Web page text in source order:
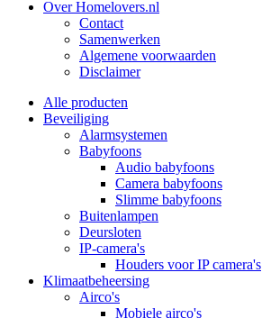
Over Homelovers.nl
Contact
Samenwerken
Algemene voorwaarden
Disclaimer
Alle producten
Beveiliging
Alarmsystemen
Babyfoons
Audio babyfoons
Camera babyfoons
Slimme babyfoons
Buitenlampen
Deursloten
IP-camera's
Houders voor IP camera's
Klimaatbeheersing
Airco's
Mobiele airco's